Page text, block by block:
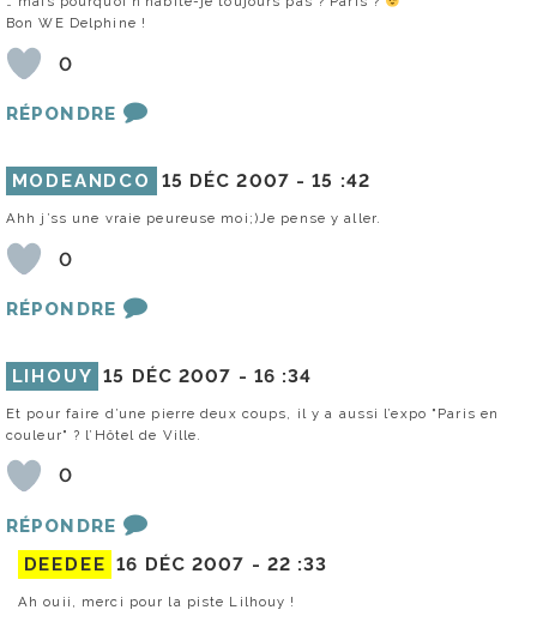
Bon WE Delphine !
0
RÉPONDRE
MODEANDCO 15 DÉC 2007 -15 :42
Ahh j’ss une vraie peureuse moi;)Je pense y aller.
0
RÉPONDRE
LIHOUY 15 DÉC 2007 - 16 :34
Et pour faire d’une pierre deux coups, il y a aussi l’expo "Paris en
couleur" ? l’Hôtel de Ville.
0
RÉPONDRE
DEEDEE 16 DÉC 2007 - 22 :33
Ah ouii, merci pour la piste Lilhouy !